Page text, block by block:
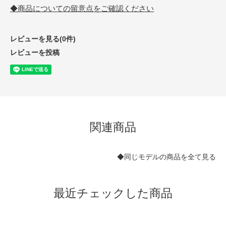
◆商品についての留意点をご確認ください
レビューを見る(0件)
レビューを投稿
関連商品
◆同じモデルの商品を全て見る
最近チェックした商品